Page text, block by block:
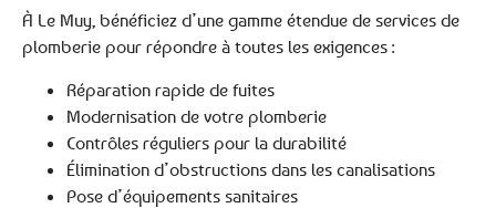
À Le Muy, bénéficiez d’une gamme étendue de services de
plomberie pour répondre à toutes les exigences :
Réparation rapide de fuites
Modernisation de votre plomberie
Contrôles réguliers pour la durabilité
Élimination d’obstructions dans les canalisations
Pose d’équipements sanitaires